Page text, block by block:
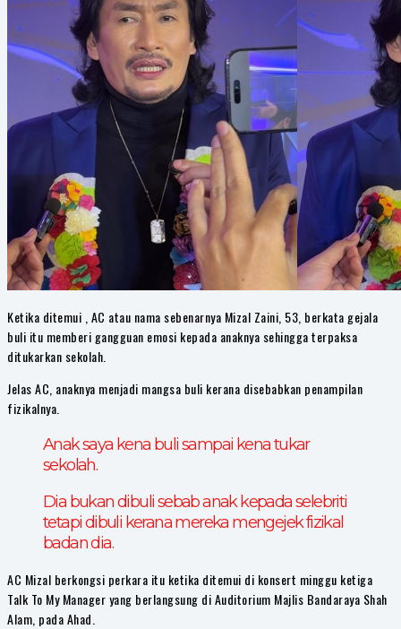
Ketika ditemui , AC atau nama sebenarnya Mizal Zaini, 53, berkata gejala
buli itu memberi gangguan emosi kepada anaknya sehingga terpaksa
ditukarkan sekolah.
Jelas AC, anaknya menjadi mangsa buli kerana disebabkan penampilan
fizikalnya.
Anak saya kena buli sampai kena tukar
sekolah.
Dia bukan dibuli sebab anak kepada selebriti
tetapi dibuli kerana mereka mengejek fizikal
badan dia.
AC Mizal berkongsi perkara itu ketika ditemui di konsert minggu ketiga
Talk To My Manager yang berlangsung di Auditorium Majlis Bandaraya Shah
Alam, pada Ahad.